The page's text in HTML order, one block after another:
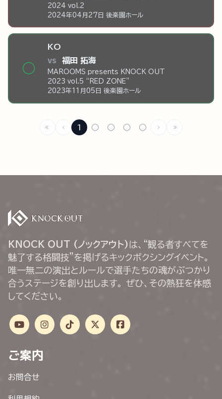
2024 vol.2
2024年04月27日 後楽園ホール
◯
KO
vs 福田 拓海
MAROOMS presents KNOCK OUT
2023 vol.5 “RED ZONE”
2023年11月05日 後楽園ホール
1 ○ ○ ○ ○
KNOCK OUT (ノックアウト) は、“観る者すべてを
魅了する格闘技”を掲げるキックボクシングイベント。
唯一無二の演出とルールで選手たちの魂がぶつかり
合うステージを創り出します。 ぜひ、その熱狂を体感
してください。
ご案内
お問合せ